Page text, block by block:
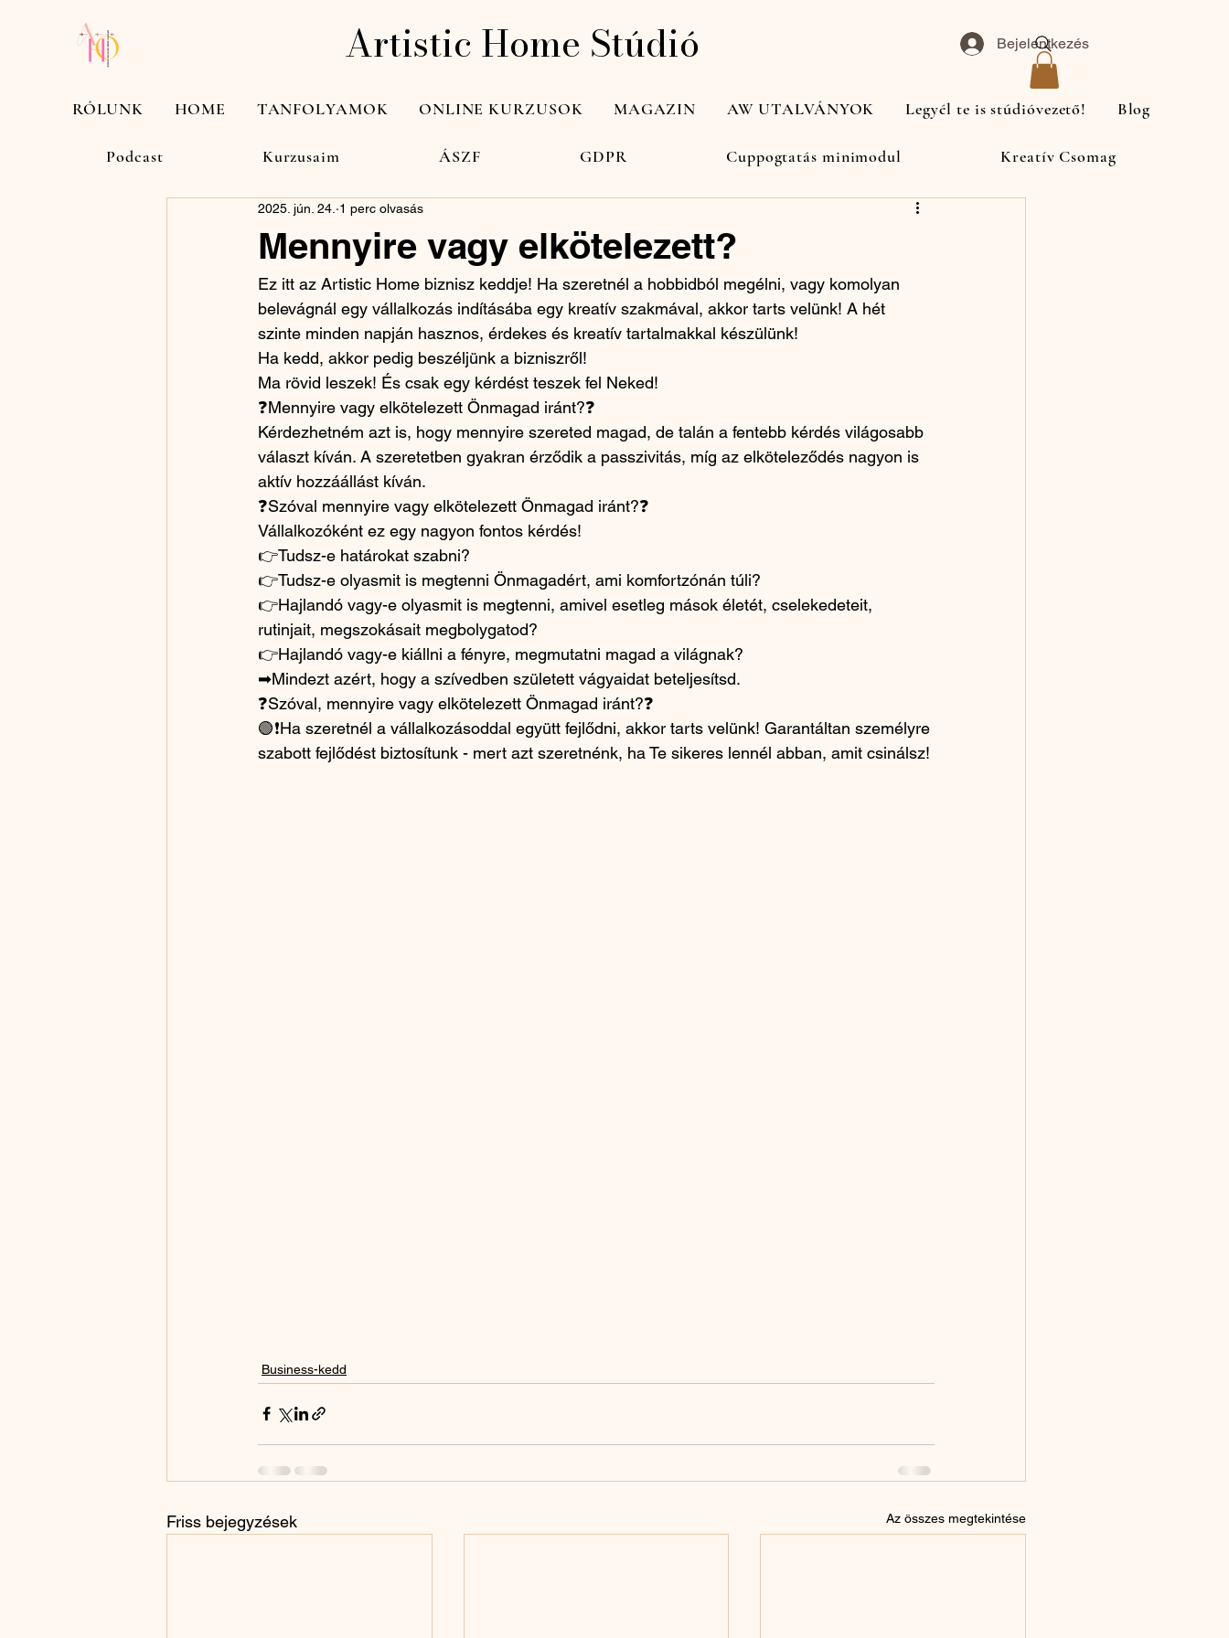
Artistic Home Stúdió Bejelentkezés
Mennyire vagy elkötelezett?
2025. jún. 24. 1 perc olvasás
Ez itt az Artistic Home biznisz keddje! Ha szeretnél a hobbidból megélni, vagy komolyan
belevágnál egy vállalkozás indításába egy kreatív szakmával, akkor tarts velünk! A hét
szinte minden napján hasznos, érdekes és kreatív tartalmakkal készülünk!
Ha kedd, akkor pedig beszéljünk a bizniszről!
Ma rövid leszek! És csak egy kérdést teszek fel Neked!
❓Mennyire vagy elkötelezett Önmagad iránt?❓
Kérdezhetném azt is, hogy mennyire szereted magad, de talán a fentebb kérdés világosabb
választ kíván. A szeretetben gyakran érződik a passzivitás, míg az elköteleződés nagyon is
aktív hozzáállást kíván.
❓Szóval mennyire vagy elkötelezett Önmagad iránt?❓
Vállalkozóként ez egy nagyon fontos kérdés!
👉Tudsz-e határokat szabni?
👉Tudsz-e olyasmit is megtenni Önmagadért, ami komfortzónán túli?
👉Hajlandó vagy-e olyasmit is megtenni, amivel esetleg mások életét, cselekedeteit,
rutinjait, megszokásait megbolygatod?
👉Hajlandó vagy-e kiállni a fényre, megmutatni magad a világnak?
➡Mindezt azért, hogy a szívedben született vágyaidat beteljesítsd.
❓Szóval, mennyire vagy elkötelezett Önmagad iránt?❓
🟢❗Ha szeretnél a vállalkozásoddal együtt fejlődni, akkor tarts velünk! Garantáltan személyre
szabott fejlődést biztosítunk - mert azt szeretnénk, ha Te sikeres lennél abban, amit csinálsz!
Business-kedd
Friss bejegyzések Az összes megtekintése
RÓLUNK HOME TANFOLYAMOK ONLINE KURZUSOK MAGAZIN AW UTALVÁNYOK Legyél te is stúdióvezető! Blog
Podcast Kurzusaim ÁSZF GDPR Cuppogtatás minimodul Kreatív Csomag